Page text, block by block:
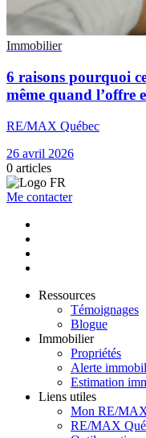
Immobilier
6 raisons pourquoi
même quand l’offre
RE/MAX Québec
26 avril 2026
0 articles
Me contacter
Ressources
Témoignages
Blogue
Immobilier
Propriétés
Alerte
Estimation
Liens utiles
Mon RE/
RE/MAX